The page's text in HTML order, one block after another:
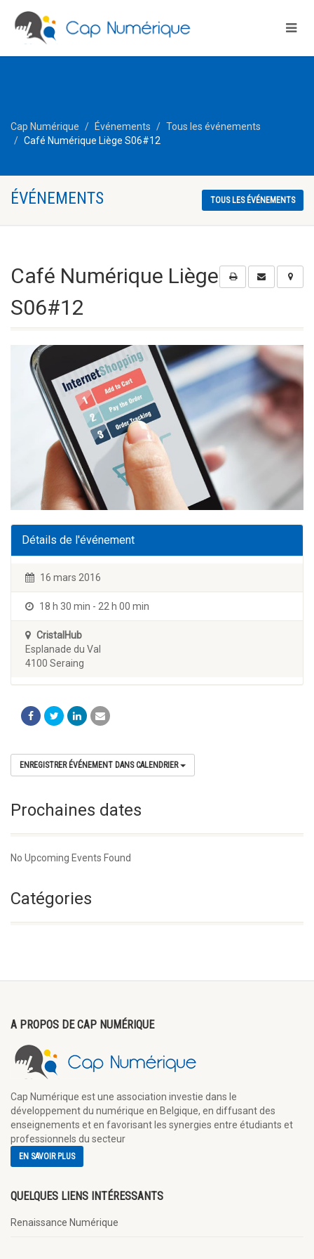
Cap Numérique Événements
Tous les événements
Café Numérique Liège S06#12
ÉVÉNEMENTS TOUS LES ÉVÉNEMENTS
Café Numérique Liège
S06#12
Détails de l'événement
16 mars 2016
18 h 30 min - 22 h 00 min
CristalHub
Esplanade du Val
4100 Seraing
ENREGISTRER ÉVÉNEMENT DANS CALENDRIER
Prochaines dates
No Upcoming Events Found
Catégories
A PROPOS DE CAP NUMÉRIQUE
Cap Numérique est une association investie dans le
développement du numérique en Belgique, en diffusant des
enseignements et en favorisant les synergies entre étudiants et
professionnels du secteur
EN SAVOIR PLUS
QUELQUES LIENS INTÉRESSANTS
Renaissance Numérique